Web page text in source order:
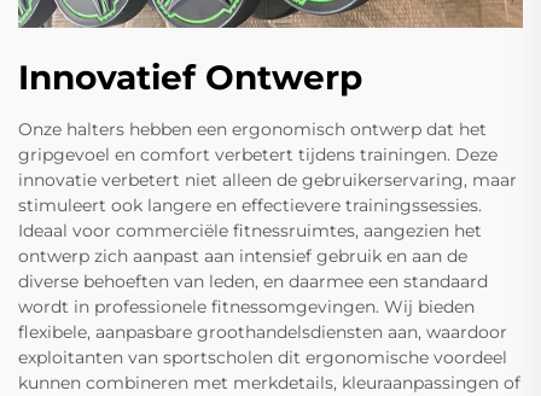
Innovatief Ontwerp
Onze halters hebben een ergonomisch ontwerp dat het
gripgevoel en comfort verbetert tijdens trainingen. Deze
innovatie verbetert niet alleen de gebruikerservaring, maar
stimuleert ook langere en effectievere trainingssessies.
Ideaal voor commerciële fitnessruimtes, aangezien het
ontwerp zich aanpast aan intensief gebruik en aan de
diverse behoeften van leden, en daarmee een standaard
wordt in professionele fitnessomgevingen. Wij bieden
flexibele, aanpasbare groothandelsdiensten aan, waardoor
exploitanten van sportscholen dit ergonomische voordeel
kunnen combineren met merkdetails, kleuraanpassingen of